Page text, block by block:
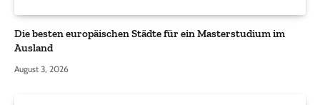
Die besten europäischen Städte für ein Masterstudium im
Ausland
August 3, 2026